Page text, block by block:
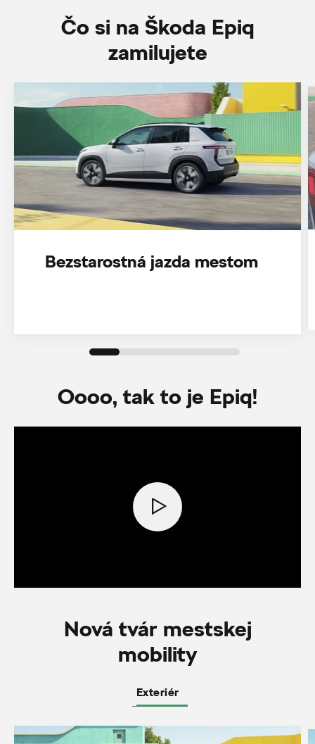
Čo si na Škoda Epiq
zamilujete
Bezstarostná jazda mestom
Oooo, tak to je Epiq!
Nová tvár mestskej
mobility
Exteriér